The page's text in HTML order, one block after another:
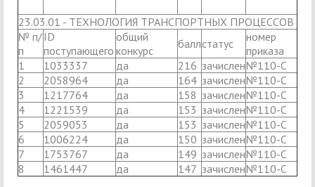
23.03.01 - ТЕХНОЛОГИЯ ТРАНСПОРТНЫХ ПРОЦЕССОВ
№ п/
п
ID
поступающего
общий
конкурс
баллстатус
номер
приказа
1
1033337 да 216 зачислен№110-С
2
2058964 да 164 зачислен№110-С
3
1217764 да 158 зачислен№110-С
4
1221539 да 153 зачислен№110-С
5
2059053 да 153 зачислен№110-С
6
1006224 да 150 зачислен№110-С
7
1753767 да 149 зачислен№110-С
8
1461447 да 147 зачислен№110-С